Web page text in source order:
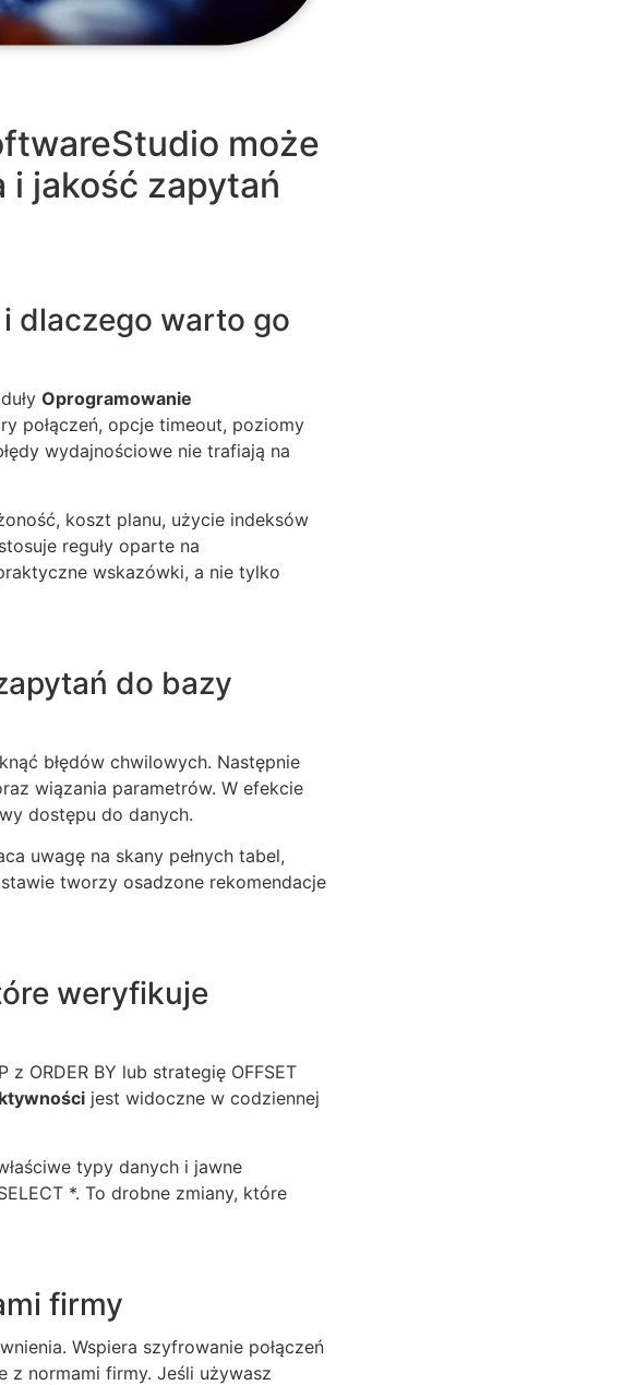
może
jakość zapytań
dlaczego warto go
Oprogramowanie
połączeń, opcje timeout, poziomy
wydajnościowe nie trafiają na
koszt planu, użycie indeksów
reguły oparte na
wskazówki, a nie tylko
do bazy
błędów chwilowych. Następnie
wiązania parametrów. W efekcie
dostępu do danych.
uwagę na skany pełnych tabel,
tworzy osadzone rekomendacje
weryfikuje
ORDER BY lub strategię OFFSET
jest widoczne w codziennej
typy danych i jawne
*. To drobne zmiany, które
firmy
Wspiera szyfrowanie połączeń
z normami firmy. Jeśli używasz